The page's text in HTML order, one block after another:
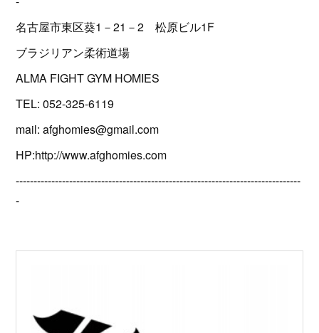
名古屋市東区葵1－21－2 松原ビル1F
ブラジリアン柔術道場
ALMA FIGHT GYM HOMIES
TEL: 052-325-6119
mail: afghomies@gmail.com
HP:http://www.afghomies.com
--------------------------------------------------------------------------------
-